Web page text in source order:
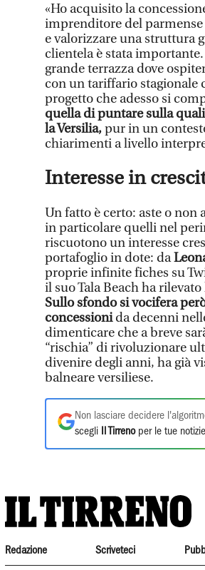
«Ho acquisito la
imprenditore del
e valorizzare una struttura
clientela è stata
grande terrazza dove
con un tariffario stagionale
progetto che adesso si
quella di puntare sulla
la Versilia,pur in un
chiarimenti a livello
Interesse in
Un fatto è certo: aste o
in particolare quelli nel
riscuotono un interesse
portafoglio in dote: da
proprie infinite fiches su
il suo Tala Beach ha
Sullo sfondo si vocifera
concessionida decenni
dimenticare che a breve
“rischia” di rivoluzionare
divenire degli anni, ha già
balneare versiliese.
Non lasciare decidere
scegli
Il Tirrenoper le tue
Redazione Scriveteci